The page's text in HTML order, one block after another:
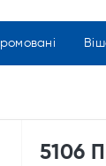
5106